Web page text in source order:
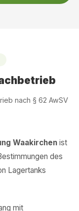
nach § 62 AwSV
Waakirchen ist
des
Lagertanks
mit